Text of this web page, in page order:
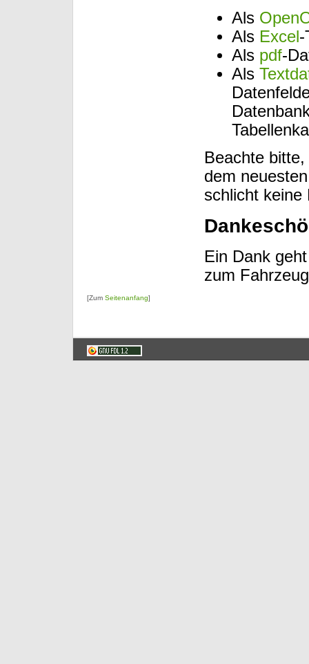
Als
Als Excel-
Als pdf-
Als
Beachte
dem
schlicht keine
Ein Dank
zum
[Zum Seitenanfang]